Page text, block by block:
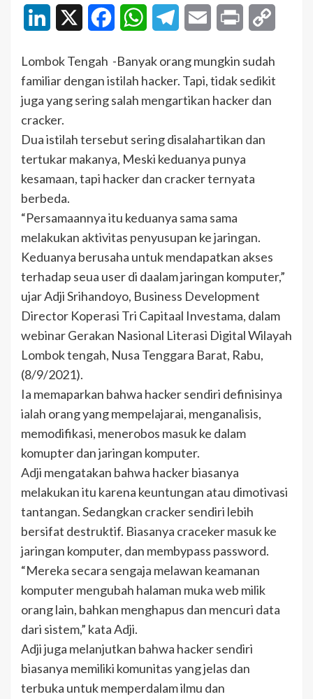
LinkedIn FacebookWhatsAppTelegramEmail Print
Lombok Tengah -Banyak orang mungkin sudah
familiar dengan istilah hacker. Tapi, tidak sedikit
juga yang sering salah mengartikan hacker dan
cracker.
Dua istilah tersebut sering disalahartikan dan
tertukar makanya, Meski keduanya punya
kesamaan, tapi hacker dan cracker ternyata
berbeda.
“Persamaannya itu keduanya sama sama
melakukan aktivitas penyusupan ke jaringan.
Keduanya berusaha untuk mendapatkan akses
terhadap seua user di daalam jaringan komputer,”
ujar Adji Srihandoyo, Business Development
Director Koperasi Tri Capitaal Investama, dalam
webinar Gerakan Nasional Literasi Digital Wilayah
Lombok tengah, Nusa Tenggara Barat, Rabu,
(8/9/2021).
Ia memaparkan bahwa hacker sendiri definisinya
ialah orang yang mempelajarai, menganalisis,
memodifikasi, menerobos masuk ke dalam
komupter dan jaringan komputer.
Adji mengatakan bahwa hacker biasanya
melakukan itu karena keuntungan atau dimotivasi
tantangan. Sedangkan cracker sendiri lebih
bersifat destruktif. Biasanya craceker masuk ke
jaringan komputer, dan membypass password.
“Mereka secara sengaja melawan keamanan
komputer mengubah halaman muka web milik
orang lain, bahkan menghapus dan mencuri data
dari sistem,” kata Adji.
Adji juga melanjutkan bahwa hacker sendiri
biasanya memiliki komunitas yang jelas dan
terbuka untuk memperdalam ilmu dan